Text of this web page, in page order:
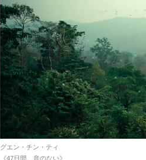
グエン・チン・ティ
《47日間、音のない》